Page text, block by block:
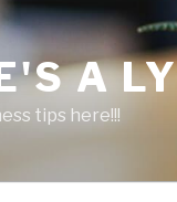
A
tips here!!!